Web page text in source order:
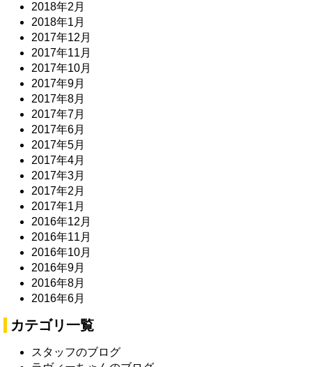
2018年2月
2018年1月
2017年12月
2017年11月
2017年10月
2017年9月
2017年8月
2017年7月
2017年6月
2017年5月
2017年4月
2017年3月
2017年2月
2017年1月
2016年12月
2016年11月
2016年10月
2016年9月
2016年8月
2016年6月
カテゴリ一覧
スタッフのブログ